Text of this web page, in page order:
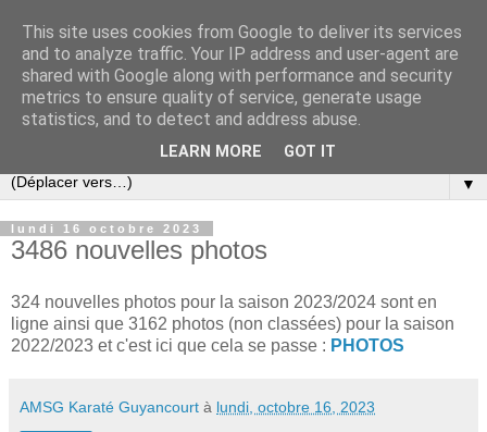
▼
lundi 16 octobre 2023
3486 nouvelles photos
324 nouvelles photos pour la saison 2023/2024 sont en
ligne ainsi que 3162 photos (non classées) pour la saison
2022/2023 et c'est ici que cela se passe : PHOTOS
AMSG Karaté Guyancourt à lundi, octobre 16, 2023
This site uses cookies from Google to deliver its services
and to analyze traffic. Your IP address and user-agent are
shared with Google along with performance and security
metrics to ensure quality of service, generate usage
statistics, and to detect and address abuse.
LEARN MORE GOT IT